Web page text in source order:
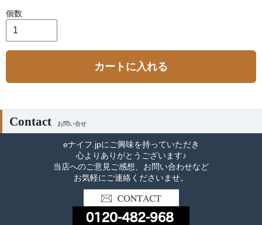
個数
カートに入れる
Contact お問い合せ
eナイフ.jpにご興味を持っていただき
心よりありがとうございます♪
当店へのご意見ご感想、お問い合わせなど
お気軽にご連絡くださいませ。